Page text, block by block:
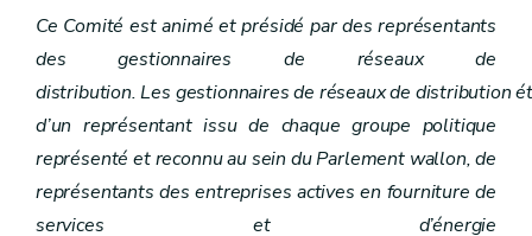
Art. 47
Art. 48
Art. 49
Art. 50
ChapitreIXbis .
Labellisation de l'électricité produite à partir de sources d'énergie renouvelables et/ou de cogénération à haut rendement
Art. 36
Art.36 ter
Art.36quater
Ce Comité est animé et présidé par des représentants
des gestionnaires de réseaux de
distribution. Les gestionnaires de réseaux de distribution
d’un représentant issu de chaque groupe politique
représenté et reconnu au sein du Parlement wallon, de
représentants des entreprises actives en fourniture de
services et d’énergie